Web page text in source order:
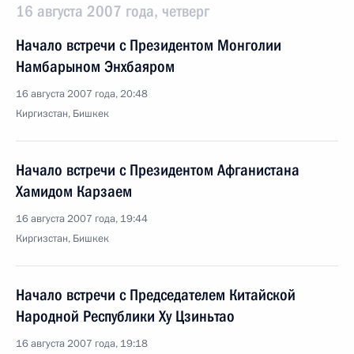
16 августа 2007 года, четверг
Начало встречи с Президентом Монголии
Намбарыном Энхбаяром
16 августа 2007 года, 20:48
Киргизстан, Бишкек
Начало встречи с Президентом Афганистана
Хамидом Карзаем
16 августа 2007 года, 19:44
Киргизстан, Бишкек
Начало встречи с Председателем Китайской
Народной Республики Ху Цзиньтао
16 августа 2007 года, 19:18